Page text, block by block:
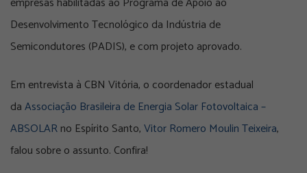
Desenvolvimento Tecnológico da Indústria de
Semicondutores (PADIS), e com projeto aprovado.
Em entrevista à CBN Vitória, o coordenador estadual
daAssociação Brasileira de Energia Solar Fotovoltaica –
ABSOLARno Espírito Santo,Vitor Romero Moulin Teixeira,
falou sobre o assunto. Confira!